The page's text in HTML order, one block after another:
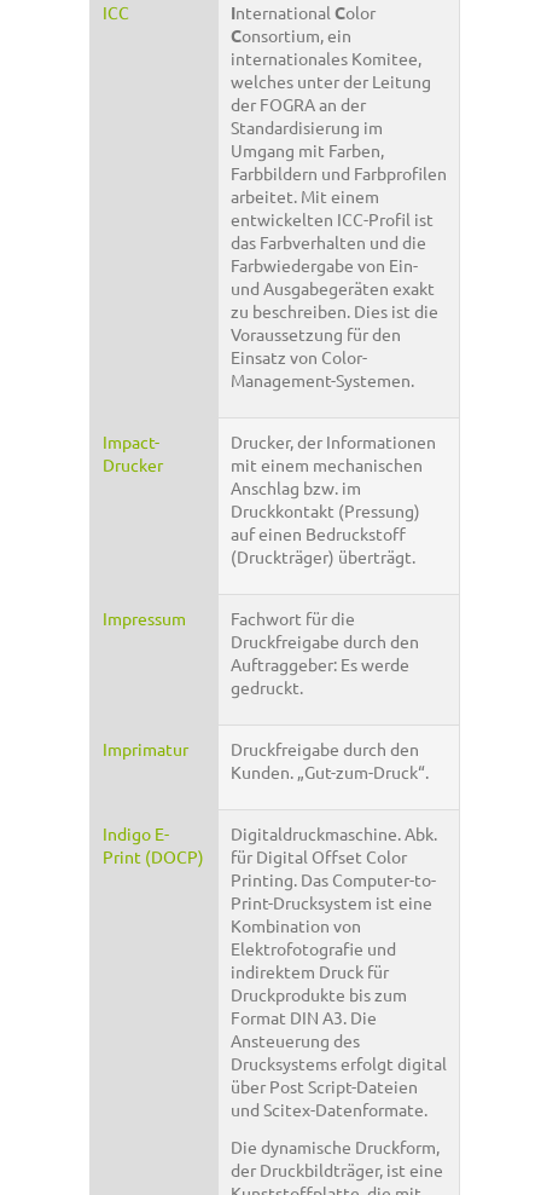
ICC International Color
Consortium, ein
internationales Komitee,
welches unter der Leitung
der FOGRA an der
Standardisierung im
Umgang mit Farben,
Farbbildern und Farbprofilen
arbeitet. Mit einem
entwickelten ICC-Profil ist
das Farbverhalten und die
Farbwiedergabe von Ein-
und Ausgabegeräten exakt
zu beschreiben. Dies ist die
Voraussetzung für den
Einsatz von Color-
Management-Systemen.
Impact-
Drucker
Drucker, der Informationen
mit einem mechanischen
Anschlag bzw. im
Druckkontakt (Pressung)
auf einen Bedruckstoff
(Druckträger) überträgt.
Impressum
Fachwort für die
Druckfreigabe durch den
Auftraggeber: Es werde
gedruckt.
Imprimatur
Druckfreigabe durch den
Kunden. „Gut-zum-Druck“.
Indigo E-
Print (DOCP)
Digitaldruckmaschine. Abk.
für Digital Offset Color
Printing. Das Computer-to-
Print-Drucksystem ist eine
Kombination von
Elektrofotografie und
indirektem Druck für
Druckprodukte bis zum
Format DIN A3. Die
Ansteuerung des
Drucksystems erfolgt digital
über Post Script-Dateien
und Scitex-Datenformate.
Die dynamische Druckform,
der Druckbildträger, ist eine